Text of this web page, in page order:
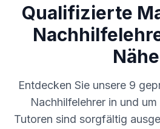
Qualifizierte
Nähe
Entdecken Sie unsere 9
Nachhilfelehrer in und um
Tutoren sind sorgfältig